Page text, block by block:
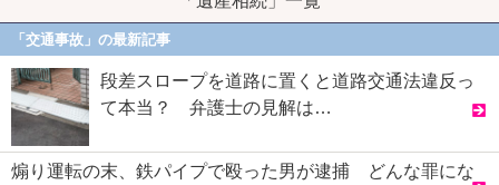
「交通事故」の最新記事
段差スロープを道路に置くと道路交通法違反っ
て本当？ 弁護士の見解は…
煽り運転の末、鉄パイプで殴った男が逮捕 どんな罪にな